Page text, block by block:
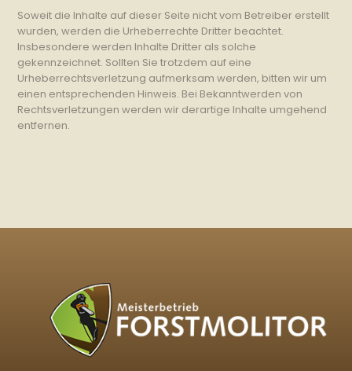
Soweit die Inhalte auf dieser Seite nicht vom Betreiber erstellt
wurden, werden die Urheberrechte Dritter beachtet.
Insbesondere werden Inhalte Dritter als solche
gekennzeichnet. Sollten Sie trotzdem auf eine
Urheberrechtsverletzung aufmerksam werden, bitten wir um
einen entsprechenden Hinweis. Bei Bekanntwerden von
Rechtsverletzungen werden wir derartige Inhalte umgehend
entfernen.